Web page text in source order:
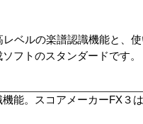
ベルの楽譜認識機能と、
フトのスタンダードです。
能。スコアメーカーFX３